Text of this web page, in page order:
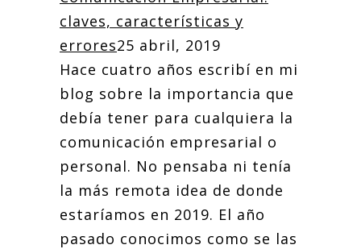
claves, características y
errores25 abril, 2019
Hace cuatro años escribí en mi
blog sobre la importancia que
debía tener para cualquiera la
comunicación empresarial o
personal. No pensaba ni tenía
la más remota idea de donde
estaríamos en 2019. El año
pasado conocimos como se las